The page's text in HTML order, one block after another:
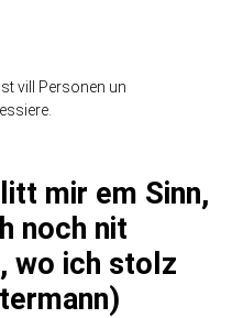
vill Personen un
mir em Sinn,
noch nit
wo ich stolz